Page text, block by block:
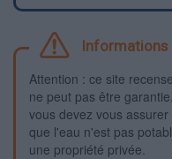
Informations
Attention : ce site
ne peut pas être
vous devez vous
que l'eau n'est pas
une propriété privée.